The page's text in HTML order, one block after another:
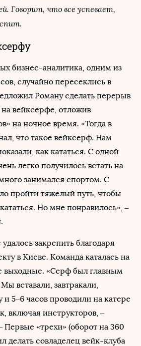
Говорит, что все успевает,
бизнес-аналитика, одним из
случайно пересеклись в
Роману сделать перерыв
на вейксерфе, отложив
на ночное время. «Тогда в
что такое вейксерф. Нам
как кататься. С одной
легко получилось встать на
занимался спортом. С
пройти тяжелый путь, чтобы
Но мне понравилось», –
закрепить благодаря
в Киеве. Команда каталась на
выходные. «Серф был главным
вставали, завтракали,
5–6 часов проводили на катере
включая инструкторов, –
Первые «трехи» (оборот на 360
делать совладелец вейк-клуба